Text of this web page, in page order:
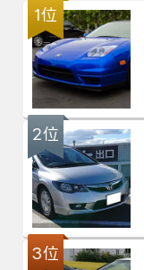
1位
2位
3位